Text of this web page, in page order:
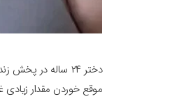
موقع خوردن مقدار